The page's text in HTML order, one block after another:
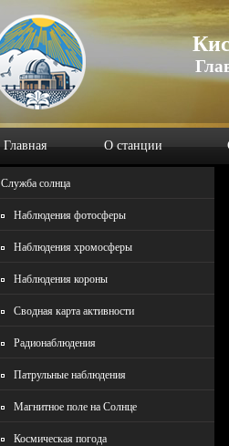
Главная О станции
Служба солнца
Наблюдения фотосферы
Наблюдения хромосферы
Наблюдения короны
Сводная карта активности
Радионаблюдения
Патрульные наблюдения
Магнитное поле на Солнце
Космическая погода